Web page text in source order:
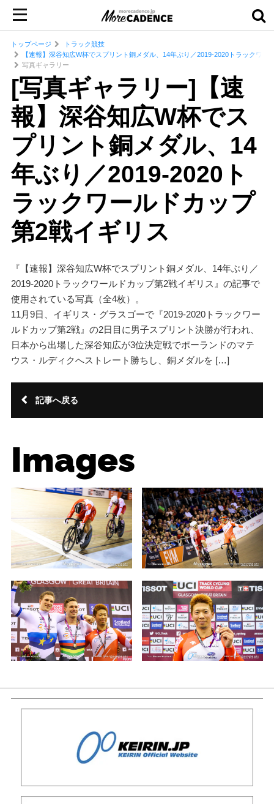
トップページ
トラック競技
【速報】深谷知広W杯でスプリント銅メダル、14年ぶり／2019-2020トラックワー
写真ギャラリー
[写真ギャラリー]【速
報】深谷知広W杯でス
プリント銅メダル、14
年ぶり／2019-2020ト
ラックワールドカップ
第2戦イギリス
『【速報】深谷知広W杯でスプリント銅メダル、14年ぶり／
2019-2020トラックワールドカップ第2戦イギリス』の記事で
使用されている写真（全4枚）。
11月9日、イギリス・グラスゴーで『2019-2020トラックワー
ルドカップ第2戦』の2日目に男子スプリント決勝が行われ、
日本から出場した深谷知広が3位決定戦でポーランドのマテ
ウス・ルディクへストレート勝ちし、銅メダルを […]
記事へ戻る
Images